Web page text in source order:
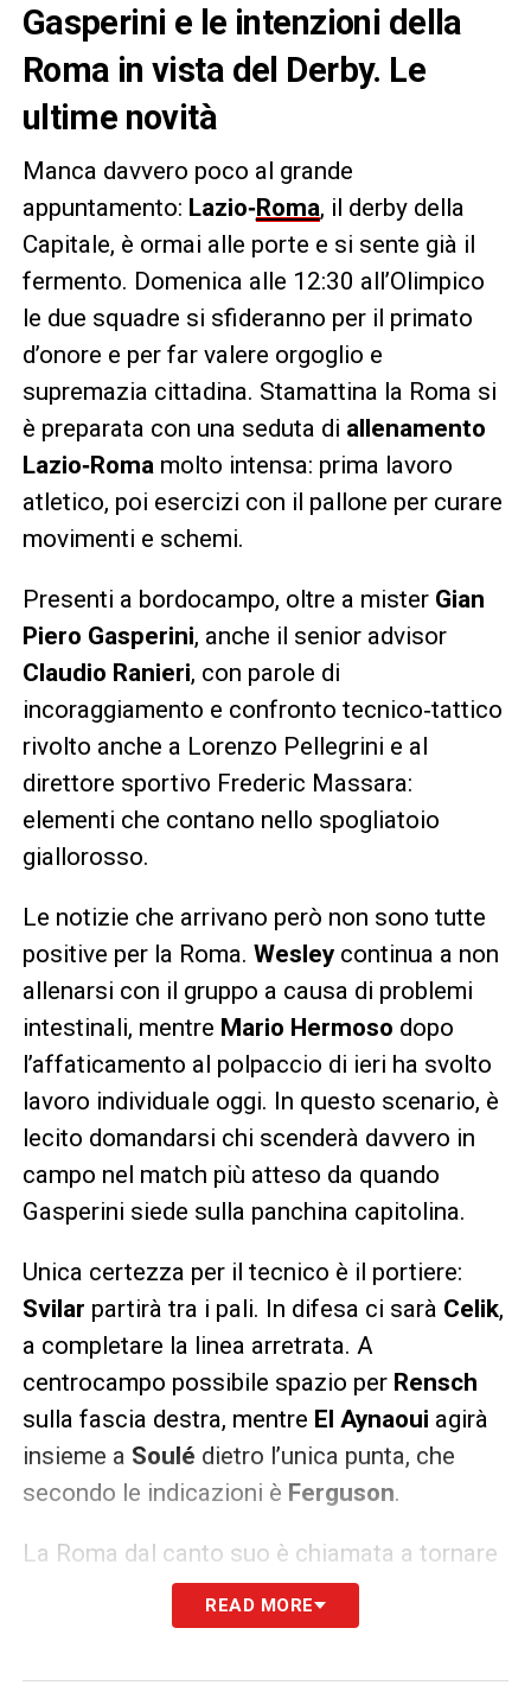
Gasperini e le intenzioni della
Roma in vista del Derby. Le
ultime novità
Manca davvero poco al grande
appuntamento: Lazio‑Roma, il derby della
Capitale, è ormai alle porte e si sente già il
fermento. Domenica alle 12:30 all’Olimpico
le due squadre si sfideranno per il primato
d’onore e per far valere orgoglio e
supremazia cittadina. Stamattina la Roma si
è preparata con una seduta di allenamento
Lazio‑Roma molto intensa: prima lavoro
atletico, poi esercizi con il pallone per curare
movimenti e schemi.
Presenti a bordocampo, oltre a mister Gian
Piero Gasperini, anche il senior advisor
Claudio Ranieri, con parole di
incoraggiamento e confronto tecnico‑tattico
rivolto anche a Lorenzo Pellegrini e al
direttore sportivo Frederic Massara:
elementi che contano nello spogliatoio
giallorosso.
Le notizie che arrivano però non sono tutte
positive per la Roma. Wesleycontinua a non
allenarsi con il gruppo a causa di problemi
intestinali, mentre Mario Hermoso dopo
l’affaticamento al polpaccio di ieri ha svolto
lavoro individuale oggi. In questo scenario, è
lecito domandarsi chi scenderà davvero in
campo nel match più atteso da quando
Gasperini siede sulla panchina capitolina.
Unica certezza per il tecnico è il portiere:
Svilar partirà tra i pali. In difesa ci sarà Celik,
a completare la linea arretrata. A
centrocampo possibile spazio per Rensch
sulla fascia destra, mentre El Aynaoui agirà
insieme a Soulé dietro l’unica punta, che
secondo le indicazioni è Ferguson.
La Roma dal canto suo è chiamata a tornare
a un attacco con riferimento fisso:
l’esperimento dell’attacco “leggero” contro il
READ MORE